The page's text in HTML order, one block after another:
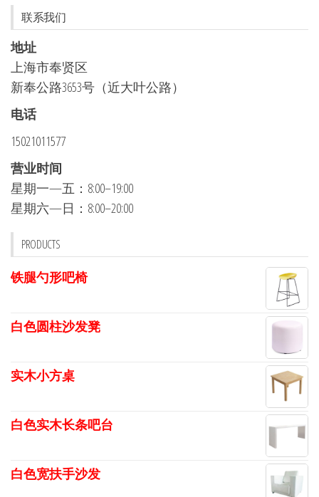
联系我们
地址
上海市奉贤区
新奉公路3653号（近大叶公路）
电话
15021011577
营业时间
星期一—五：8:00–19:00
星期六—日：8:00–20:00
PRODUCTS
铁腿勺形吧椅
白色圆柱沙发凳
实木小方桌
白色实木长条吧台
白色宽扶手沙发